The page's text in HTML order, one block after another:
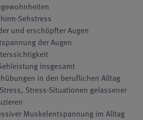
Sehstress
und erschöpfter Augen
der Augen
insgesamt
in den beruflichen Alltag
Stress-Situationen gelassener
Muskelentspannung im Alltag